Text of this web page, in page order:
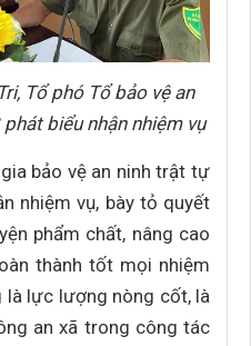
Tổ phó Tổ bảo vệ an
biểu nhận nhiệm vụ
bảo vệ an ninh trật tự
nhiệm vụ, bày tỏ quyết
phẩm chất, nâng cao
thành tốt mọi nhiệm
là lực lượng nòng cốt, là
an xã trong công tác